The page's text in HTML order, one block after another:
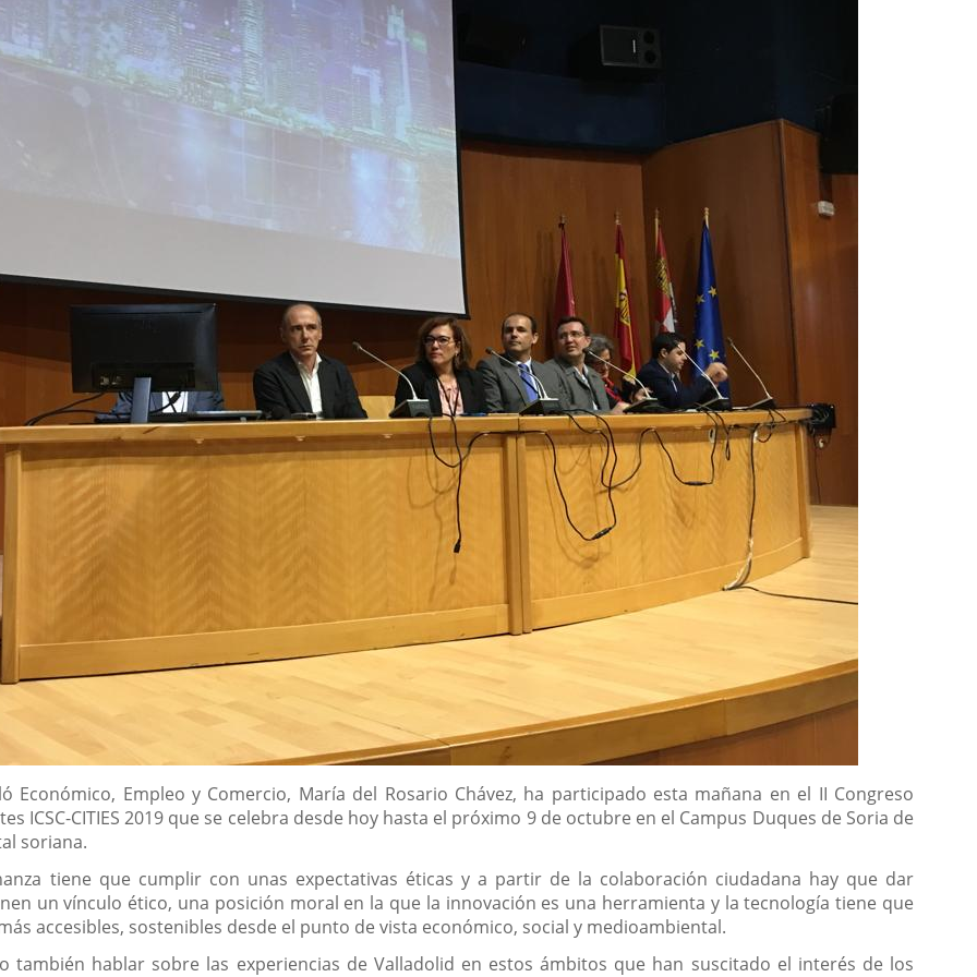
Económico, Empleo y Comercio, María del Rosario Chávez, ha participado esta mañana en el II Congreso
ICSC-CITIES 2019 que se celebra desde hoy hasta el próximo 9 de octubre en el Campus Duques de Soria de
soriana.
tiene que cumplir con unas expectativas éticas y a partir de la colaboración ciudadana hay que dar
un vínculo ético, una posición moral en la que la innovación es una herramienta y la tecnología tiene que
accesibles, sostenibles desde el punto de vista económico, social y medioambiental.
también hablar sobre las experiencias de Valladolid en estos ámbitos que han suscitado el interés de los